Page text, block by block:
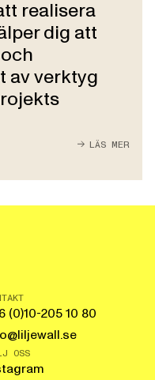
realisera
dig att
av verktyg
LÄS MER
(0)10-205 10 80
OSS